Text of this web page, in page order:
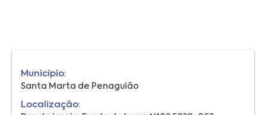
Município:
Santa Marta de Penaguião
Localização: